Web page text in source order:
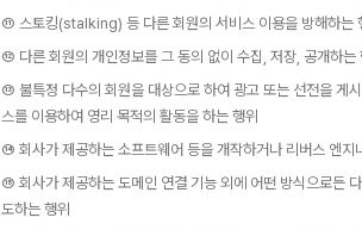
⑪ 스토킹(stalking) 등 다른 회원의 서비스 이용을 방해하는
⑫ 다른 회원의 개인정보를 그 동의 없이 수집, 저장, 공개하는
⑬ 불특정 다수의 회원을 대상으로 하여 광고 또는 선전을 게
스를 이용하여 영리 목적의 활동을 하는 행위
⑭ 회사가 제공하는 소프트웨어 등을 개작하거나 리버스 엔지
⑮ 회사가 제공하는 도메인 연결 기능 외에 어떤 방식으로든
도하는 행위